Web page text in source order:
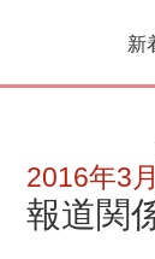
新
2016年3
報道関